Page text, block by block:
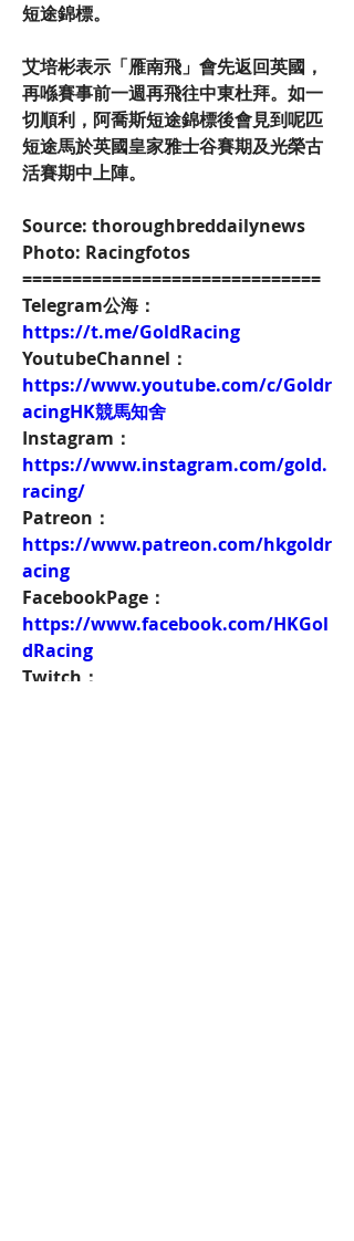
短途錦標。
艾培彬表示「雁南飛」會先返回英國，
再喺賽事前一週再飛往中東杜拜。如一
切順利，阿喬斯短途錦標後會見到呢匹
短途馬於英國皇家雅士谷賽期及光榮古
活賽期中上陣。
Source: thoroughbreddailynews
Photo: Racingfotos
==============================
Telegram公海：
https://t.me/GoldRacing
YoutubeChannel：
https://www.youtube.com/c/Goldr
acingHK競馬知舍
Instagram：
https://www.instagram.com/gold.
racing/
Patreon：
https://www.patreon.com/hkgoldr
acing
FacebookPage：
https://www.facebook.com/HKGol
dRacing
Twitch：